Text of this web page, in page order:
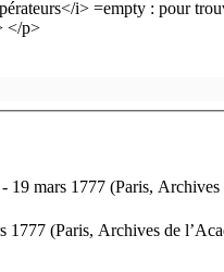
- 19 mars 1777 (Paris, Archives
(Paris, Archives de